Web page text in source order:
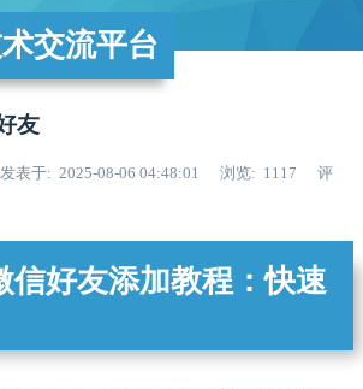
交流平台
友
发表于 2025-08-06 04:48:01 浏览 1117
评
信好友添加教程：快速